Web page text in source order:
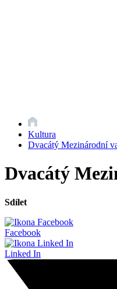
Kultura
Dvacátý Mezinárodní
Dvacátý
Sdílet
Facebook
Linked In